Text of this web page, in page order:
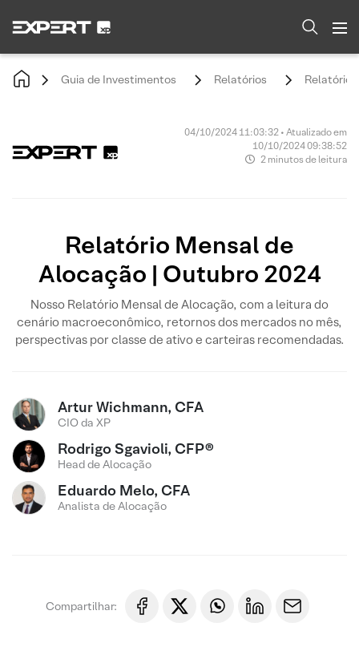
Guia de Investimentos Relatórios Relatório
04/10/2024 11:03:32 • Atualizado em
10/10/2024 09:38:52
2 minutos de leitura
Relatório Mensal de
Alocação | Outubro 2024
Nosso Relatório Mensal de Alocação, com a leitura do
cenário macroeconômico, retornos dos mercados no mês,
perspectivas por classe de ativo e carteiras recomendadas.
Artur Wichmann, CFA
CIO da XP
Rodrigo Sgavioli, CFP®
Head de Alocação
Eduardo Melo, CFA
Analista de Alocação
Compartilhar: